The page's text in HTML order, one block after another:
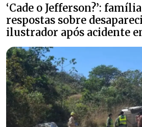
‘Cade o Jefferson?’:
respostas sobre
ilustrador após acidente